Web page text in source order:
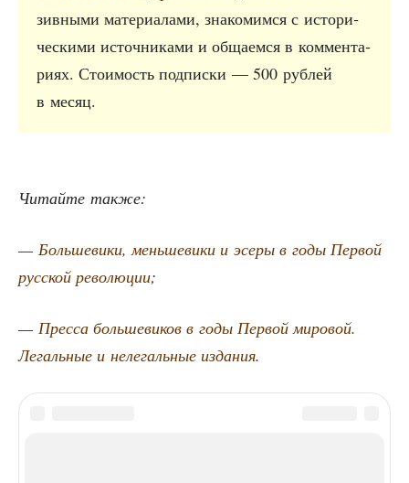
зив­ны­ми мате­ри­а­ла­ми, зна­ко­мим­ся с исто­ри­
че­ски­ми источ­ни­ка­ми и обща­ем­ся в ком­мен­та­
ри­ях. Сто­и­мость под­пис­ки — 500 руб­лей
в месяц.
Читай­те также:
— Боль­ше­ви­ки, мень­ше­ви­ки и эсе­ры в годы Пер­вой
рус­ской рево­лю­ции;
— Прес­са боль­ше­ви­ков в годы Пер­вой миро­вой.
Легаль­ные и неле­галь­ные изда­ния.